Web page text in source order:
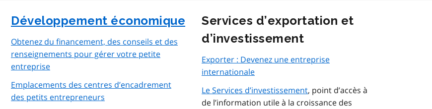
Développement économique
Obtenez du financement, des conseils et des
renseignements pour gérer votre petite
entreprise
Emplacements des centres d’encadrement
des petits entrepreneurs
Services d’exportation et
d’investissement
Exporter : Devenez une entreprise
internationale
Le Services d’investissement, point d’accès à
de l’information utile à la croissance des